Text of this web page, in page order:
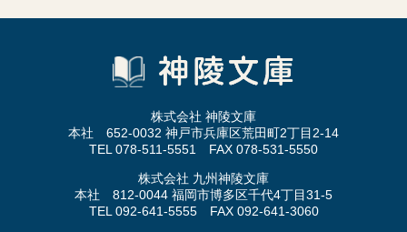
株式会社 神陵文庫
本社 652-0032 神戸市兵庫区荒田町2丁目2-14
TEL 078-511-5551 FAX 078-531-5550
株式会社 九州神陵文庫
本社 812-0044 福岡市博多区千代4丁目31-5
TEL 092-641-5555 FAX 092-641-3060